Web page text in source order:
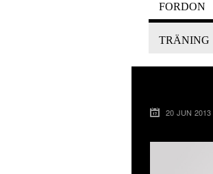
FORDON
TRÄNING
20 JUN 2013